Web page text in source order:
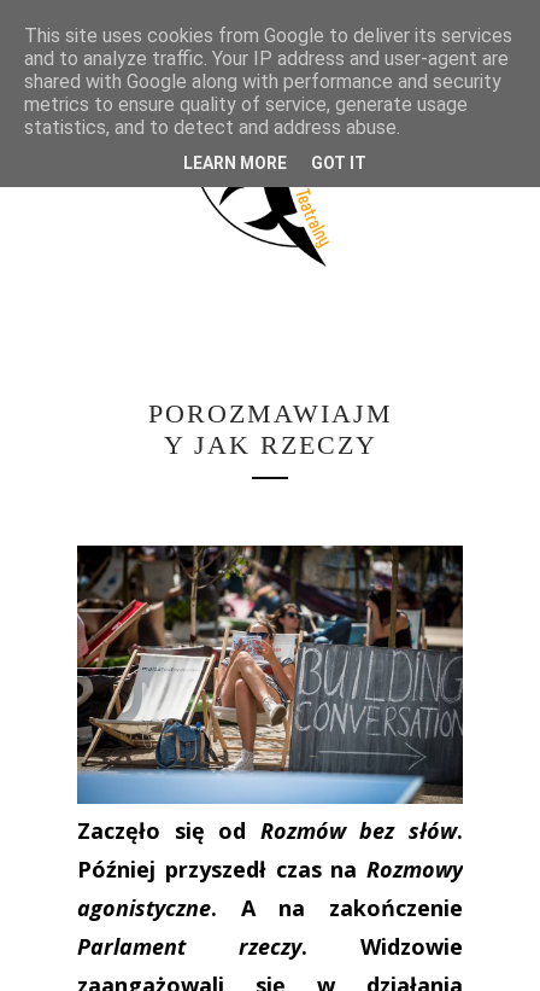
POROZMAWIAJM
Y JAK RZECZY
Zaczęło się od Rozmów bez słów.
Później przyszedł czas na Rozmowy
agonistyczne. A na zakończenie
Parlament rzeczy. Widzowie
zaangażowali się w działania
This site uses cookies from Google to deliver its services
and to analyze traffic. Your IP address and user-agent are
shared with Google along with performance and security
metrics to ensure quality of service, generate usage
statistics, and to detect and address abuse.
LEARN MORE GOT IT